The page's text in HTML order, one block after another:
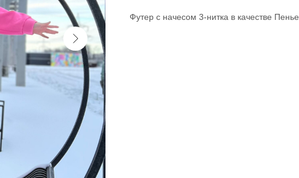
Футер с начесом 3-нитка в качестве Пенье